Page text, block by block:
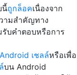
นี้ถูกล็อคเนื่องจาก
ามสำคัญทาง
บคำตอบหรือการ
Android เชลล์หรือเพื่อ
บน Android